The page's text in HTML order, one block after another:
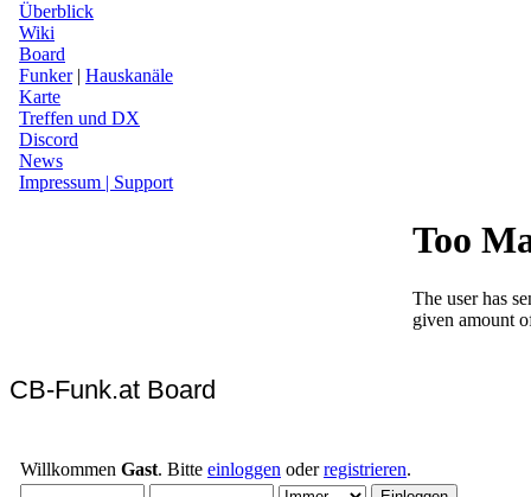
Überblick
Wiki
Board
Funker| Hauskanäle
Karte
Treffen und DX
Discord
News
Impressum | Support
CB-Funk.at Board
Willkommen Gast. Bitte einloggen oderregistrieren.